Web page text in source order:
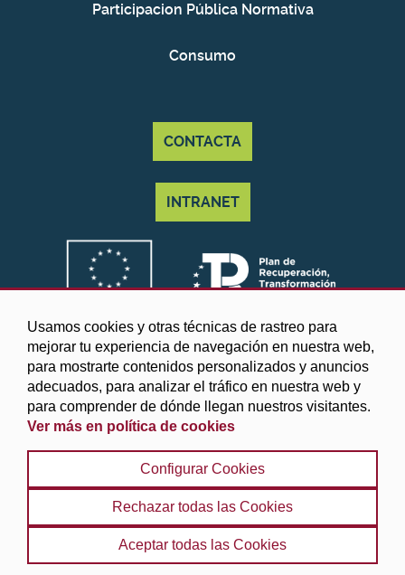
Usamos cookies y otras técnicas de rastreo para
mejorar tu experiencia de navegación en nuestra web,
para mostrarte contenidos personalizados y anuncios
adecuados, para analizar el tráfico en nuestra web y
para comprender de dónde llegan nuestros visitantes.
Ver más en política de cookies
Configurar Cookies
Rechazar todas las Cookies
Aceptar todas las Cookies
Participacion Pública Normativa
Consumo
CONTACTA
INTRANET
©2025 Diputación de Granada
Aviso legal y Política de privacidad | Política de cookies
Protección de datos | Accesibilidad | Búsqueda |
Mapa web